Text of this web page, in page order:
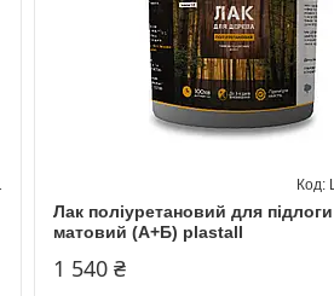
Лак поліуретановий для підлоги
матовий (А+Б) plastall
1 540 ₴